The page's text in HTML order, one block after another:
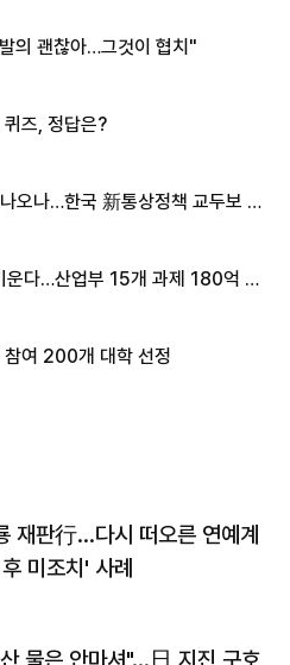
의 괜찮아…그것이 협치"
즈, 정답은?
오나…한국 新통상정책 교두보 활
운다…산업부 15개 과제 180억 지
여 200개 대학 선정
재판行…다시 떠오른 연예계
미조치' 사례
물은 안마셔"…日 지진 구호